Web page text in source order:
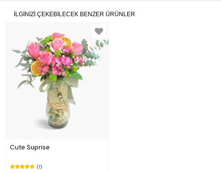
İLGINIZI ÇEKEBILECEK BENZER ÜRÜNLER
Cute Suprise
(1)